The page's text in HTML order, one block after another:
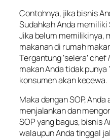
Contohnya, jika bisnis
Sudahkah Anda
Jika belum memilikinya,
makanan di rumah
Tergantung ‘selera’
makan Anda tidak punya
konsumen akan kecewa.
Maka dengan SOP,
menjalankan dan
SOP yang bagus, bisnis
walaupun Anda tinggal